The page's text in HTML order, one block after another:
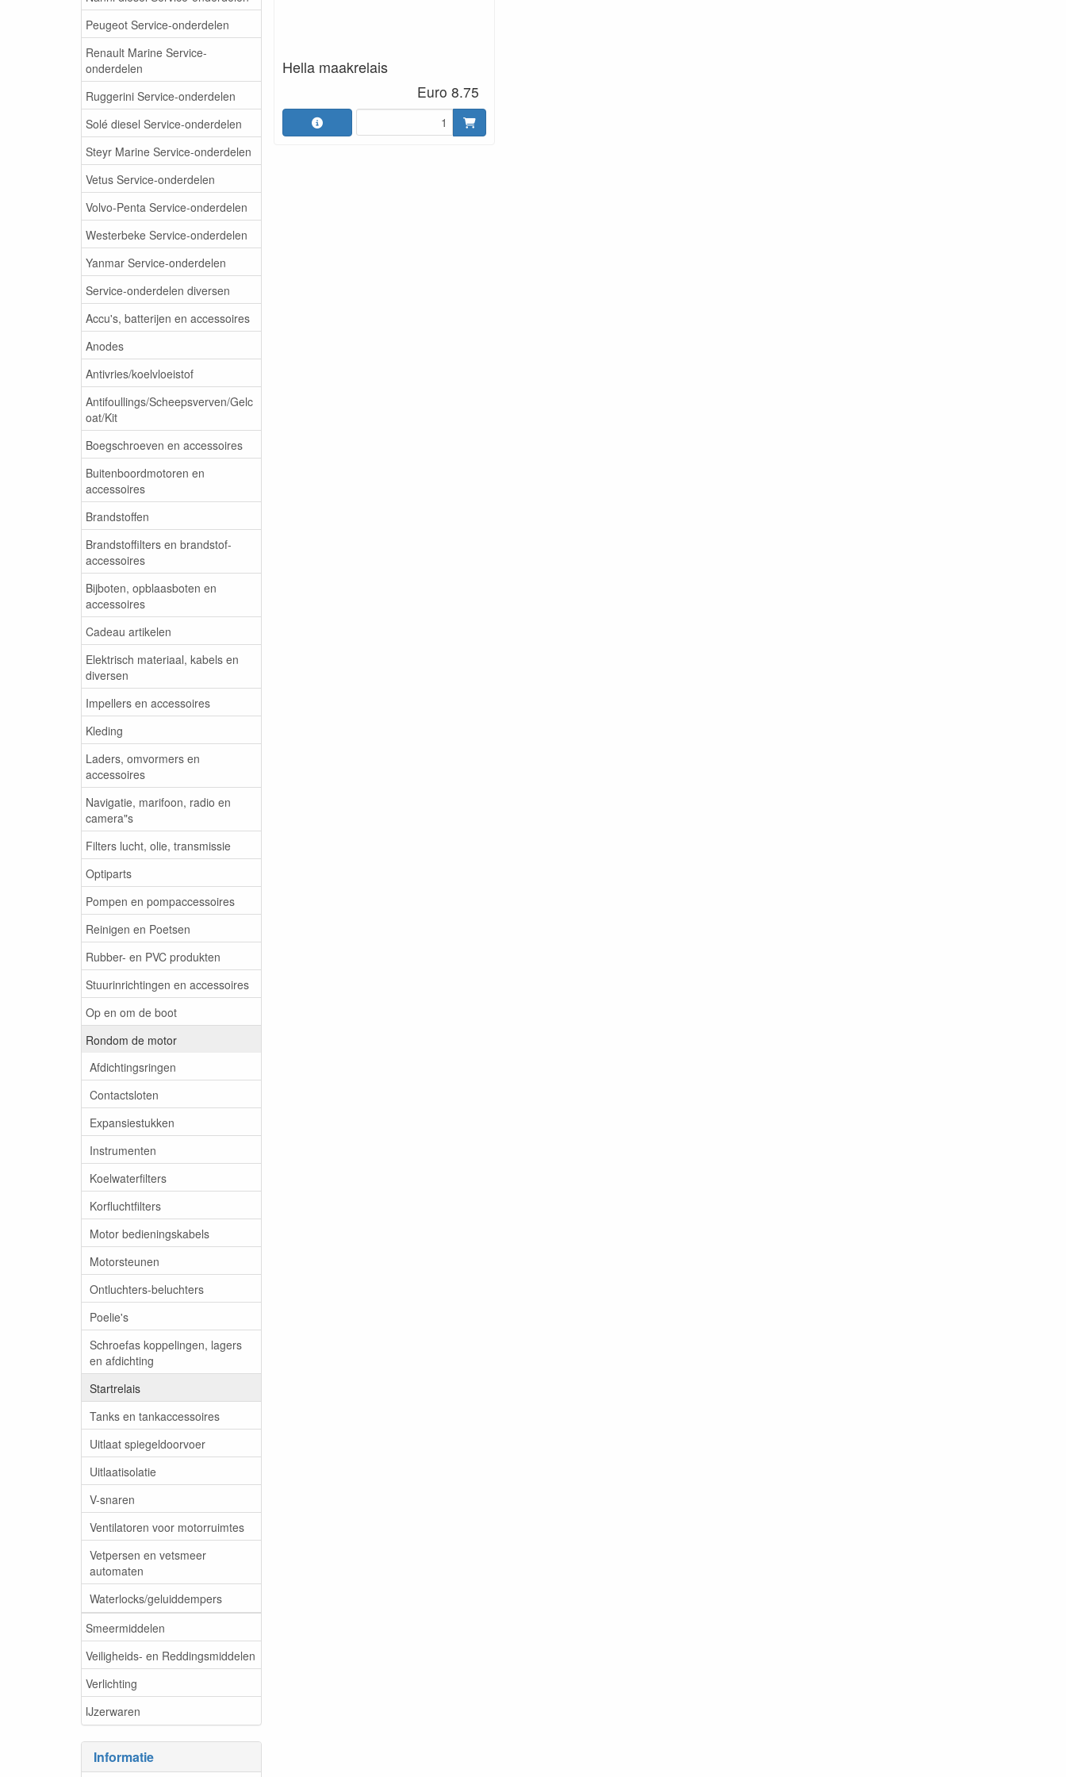
Peugeot Service-onderdelen
Renault Marine Service-
onderdelen
Ruggerini Service-onderdelen
Solé diesel Service-onderdelen
Steyr Marine Service-onderdelen
Vetus Service-onderdelen
Volvo-Penta Service-onderdelen
Westerbeke Service-onderdelen
Yanmar Service-onderdelen
Service-onderdelen diversen
Accu's, batterijen en accessoires
Anodes
Antivries/koelvloeistof
Antifoullings/Scheepsverven/Gelc
oat/Kit
Boegschroeven en accessoires
Buitenboordmotoren en
accessoires
Brandstoffen
Brandstoffilters en brandstof-
accessoires
Bijboten, opblaasboten en
accessoires
Cadeau artikelen
Elektrisch materiaal, kabels en
diversen
Impellers en accessoires
Kleding
Laders, omvormers en
accessoires
Navigatie, marifoon, radio en
camera"s
Filters lucht, olie, transmissie
Optiparts
Pompen en pompaccessoires
Reinigen en Poetsen
Rubber- en PVC produkten
Stuurinrichtingen en accessoires
Op en om de boot
Rondom de motor
Afdichtingsringen
Contactsloten
Expansiestukken
Instrumenten
Koelwaterfilters
Korfluchtfilters
Motor bedieningskabels
Motorsteunen
Ontluchters-beluchters
Poelie's
Schroefas koppelingen, lagers
en afdichting
Startrelais
Tanks en tankaccessoires
Uitlaat spiegeldoorvoer
Uitlaatisolatie
V-snaren
Ventilatoren voor motorruimtes
Vetpersen en vetsmeer
automaten
Waterlocks/geluiddempers
Smeermiddelen
Veiligheids- en Reddingsmiddelen
Verlichting
IJzerwaren
Informatie
Hella maakrelais
Euro 8.75